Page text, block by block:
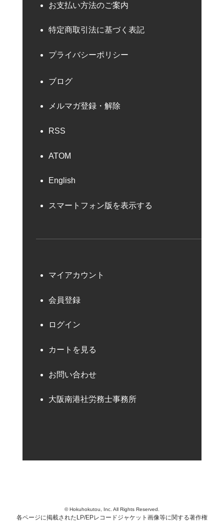
お支払い方法のご案内
特定商取引法に基づく表記
プライバシーポリシー
ブログ
メルマガ登録・解除
RSS
ATOM
English
スマートフォン版を表示する
マイアカウント
会員登録
ログイン
カートを見る
お問い合わせ
大阪南港社労務士事務所
© Hokuhokutou, Inc. All Rights Reserved.
各ページに掲載されたLP/EPレコードジャケット画像等に関する著作権